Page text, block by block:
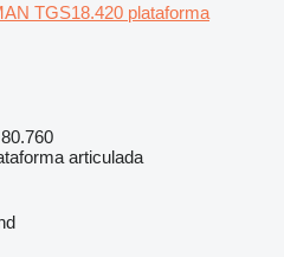
TGS18.420 plataforma
articulada